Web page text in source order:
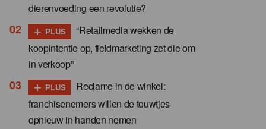
dierenvoeding een revolutie?
+ PLUS
“Retailmedia wekken de
koopintentie op, fieldmarketing zet die om
in verkoop”
+ PLUS
Reclame in de winkel:
franchisenemers willen de touwtjes
opnieuw in handen nemen